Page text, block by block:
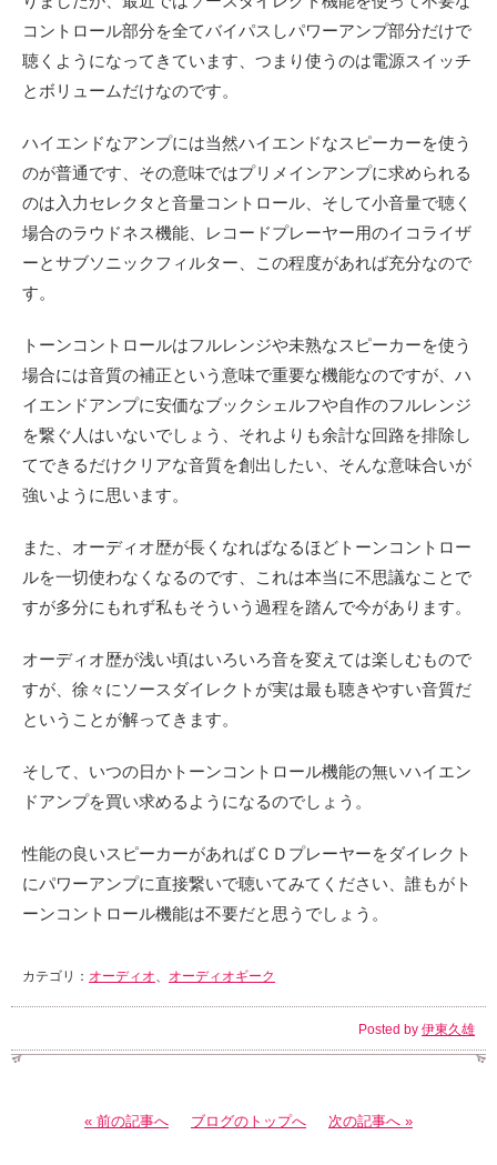
コントロール部分を全てバイパスしパワーアンプ部分だけで
聴くようになってきています、つまり使うのは電源スイッチ
とボリュームだけなのです。
ハイエンドなアンプには当然ハイエンドなスピーカーを使う
のが普通です、その意味ではプリメインアンプに求められる
のは入力セレクタと音量コントロール、そして小音量で聴く
場合のラウドネス機能、レコードプレーヤー用のイコライザ
ーとサブソニックフィルター、この程度があれば充分なので
す。
トーンコントロールはフルレンジや未熟なスピーカーを使う
場合には音質の補正という意味で重要な機能なのですが、ハ
イエンドアンプに安価なブックシェルフや自作のフルレンジ
を繋ぐ人はいないでしょう、それよりも余計な回路を排除し
てできるだけクリアな音質を創出したい、そんな意味合いが
強いように思います。
また、オーディオ歴が長くなればなるほどトーンコントロー
ルを一切使わなくなるのです、これは本当に不思議なことで
すが多分にもれず私もそういう過程を踏んで今があります。
オーディオ歴が浅い頃はいろいろ音を変えては楽しむもので
すが、徐々にソースダイレクトが実は最も聴きやすい音質だ
ということが解ってきます。
そして、いつの日かトーンコントロール機能の無いハイエン
ドアンプを買い求めるようになるのでしょう。
性能の良いスピーカーがあればＣＤプレーヤーをダイレクト
にパワーアンプに直接繋いで聴いてみてください、誰もがト
ーンコントロール機能は不要だと思うでしょう。
カテゴリ： オーディオ、 オーディオギーク
Posted by 伊東久雄
« 前の記事へ ブログのトップへ 次の記事へ »